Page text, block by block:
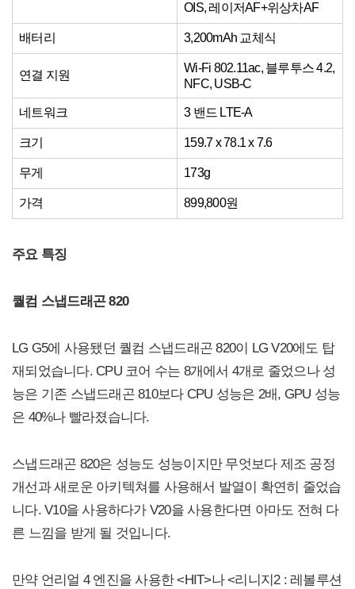
OIS, 레이저AF+위상차AF
배터리 3,200mAh 교체식
연결 지원
Wi-Fi 802.11ac, 블루투스 4.2,
NFC, USB-C
네트워크 3 밴드 LTE-A
크기 159.7 x 78.1 x 7.6
무게 173g
가격 899,800원
주요 특징
퀄컴 스냅드래곤 820
LG G5에 사용됐던 퀄컴 스냅드래곤 820이 LG V20에도 탑
재되었습니다. CPU 코어 수는 8개에서 4개로 줄었으나 성
능은 기존 스냅드래곤 810보다 CPU 성능은 2배, GPU 성능
은 40%나 빨라졌습니다.
스냅드래곤 820은 성능도 성능이지만 무엇보다 제조 공정
개선과 새로운 아키텍쳐를 사용해서 발열이 확연히 줄었습
니다. V10을 사용하다가 V20을 사용한다면 아마도 전혀 다
른 느낌을 받게 될 것입니다.
만약 언리얼 4 엔진을 사용한 <HIT>나 <리니지2 : 레볼루션